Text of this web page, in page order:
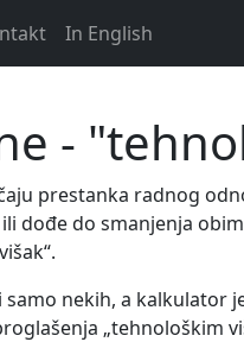
In English
-
prestanka radnog
do smanjenja
nekih, a kalkulator
„tehnološkim